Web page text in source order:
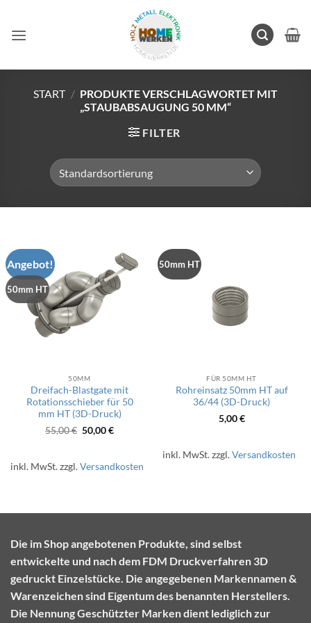
springen
START / PRODUKTE VERSCHLAGWORTET MIT
„STAUBABSAUGUNG 50 MM“
FILTER
Angebot!
50mm HT
50MM
Dreifach-Blastgate mit
Rotationsschieber für 50
mm HT (3D-Druck)
55,00€ Ursprünglicher
Preis
50,00€Aktueller
inkl. MwSt.zzgl.Versandkosten
50mm HT
FÜR 50MM HT
Rohreinsatz 50mm HT auf
36/44 (3D-Druck)
5,00€
inkl. MwSt.zzgl.Versandkosten
Die im Shop angebotenen Produkte, sind selbst
entwickelte und nach dem FDM Druckverfahren 3D
gedruckt Einzelstücke. Die angegebenen Markennamen &
Warenzeichen sind Eigentum des benannten Herstellers.
Die Nennung Geschützter Marken dient lediglich zur